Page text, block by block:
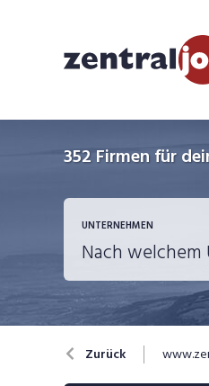
352Firmen für
UNTERNEHMEN
Zurück